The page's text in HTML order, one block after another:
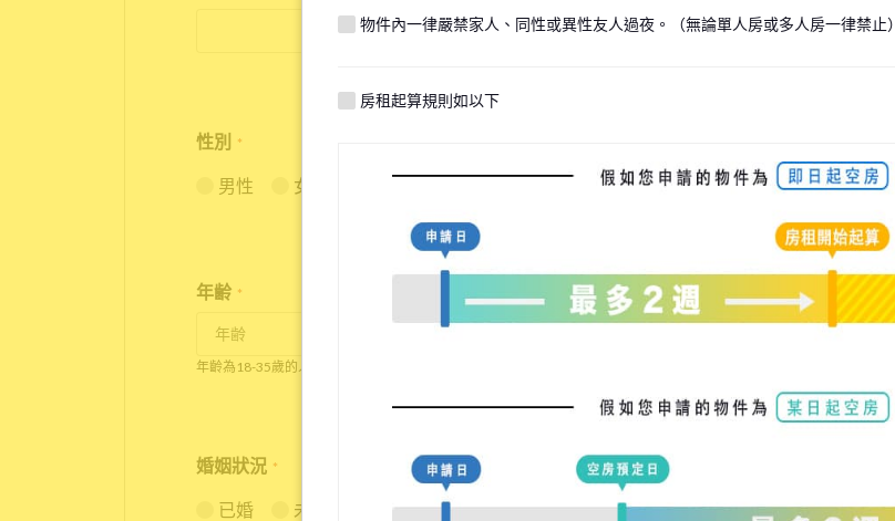
性別 *
男性 女性
年齢 *
年齡為18-35歲的人才可入住。
婚姻狀況 *
已婚 未婚
物件內一律嚴禁家人、同性或異性友人過夜。（無論單人房或多人房一律禁止）
房租起算規則如以下